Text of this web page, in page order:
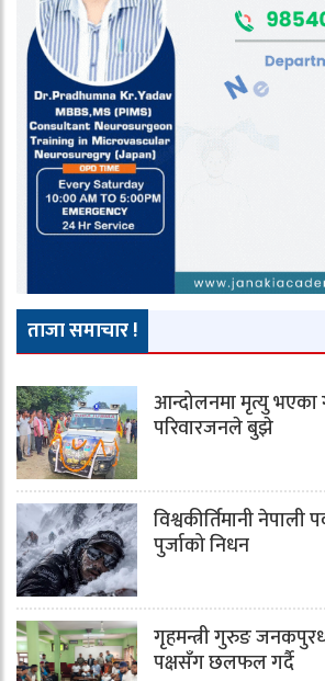
ताजा समाचार !
आन्दोलनमा मृत्यु
परिवारजनले बुझे
विश्वकीर्तिमानी नेपाली
पुर्जाको निधन
गृहमन्त्री गुरुङ
पक्षसँग छलफल गर्दै